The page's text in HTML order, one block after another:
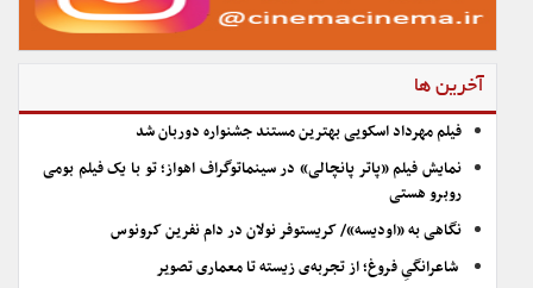
آخرین ها
فیلم مهرداد اسکویی بهترین مستند جشنواره دوربان شد
نمایش فیلم «پاتر پانچالی» در سینماتوگراف اهواز؛ تو با یک فیلم بومی
روبرو هستی
نگاهی به «اودیسه»/ کریستوفر نولان در دام نفرین کرونوس
شاعرانگیِ فروغ؛ از تجربه‌ی زیسته تا معماری تصویر